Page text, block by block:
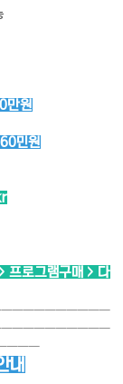
만원
민원
프로그램구매 > 다
내